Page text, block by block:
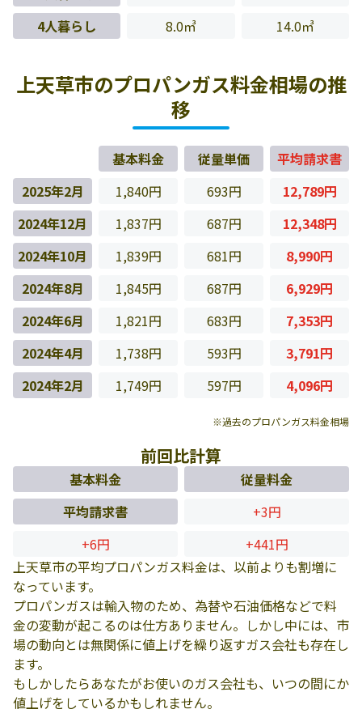
4人暮らし
8.0㎥ 14.0㎥
上天草市のプロパンガス料金相場の推
移
基本料金 従量単価
平均請求書
2025年2月
1,840円 693円
12,789円
2024年12月
1,837円 687円
12,348円
2024年10月
1,839円 681円
8,990円
2024年8月
1,845円 687円
6,929円
2024年6月
1,821円 683円
7,353円
2024年4月
1,738円 593円
3,791円
2024年2月
1,749円 597円 4,096円
※過去のプロパンガス料金相場
前回比計算
基本料金
従量料金
平均請求書
+3円
+6円
+441円
上天草市の平均プロパンガス料金は、以前よりも割増に
なっています。
プロパンガスは輸入物のため、為替や石油価格などで料
金の変動が起こるのは仕方ありません。しかし中には、市
場の動向とは無関係に値上げを繰り返すガス会社も存在し
ます。
もしかしたらあなたがお使いのガス会社も、いつの間にか
値上げをしているかもしれません。